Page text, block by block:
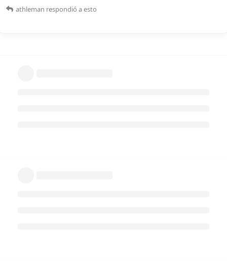
athleman respondió a esto